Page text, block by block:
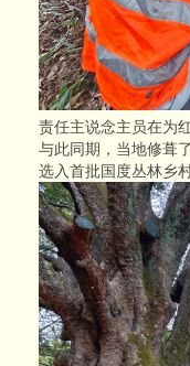
责任主说念主员在为
与此同期，当地修葺
选入首批国度丛林乡